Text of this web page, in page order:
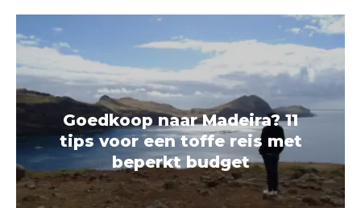
Goedkoop naar Madeira? 11
tips voor een toffe reis met
beperkt budget